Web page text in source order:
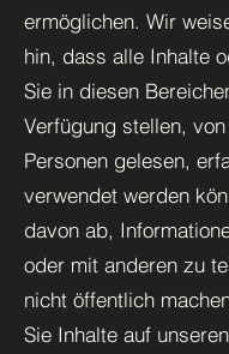
ermöglichen. Wir
hin, dass alle Inhalte
Sie in diesen
Verfügung stellen,
Personen gelesen,
verwendet werden
davon ab,
oder mit anderen zu
nicht öffentlich
Sie Inhalte auf